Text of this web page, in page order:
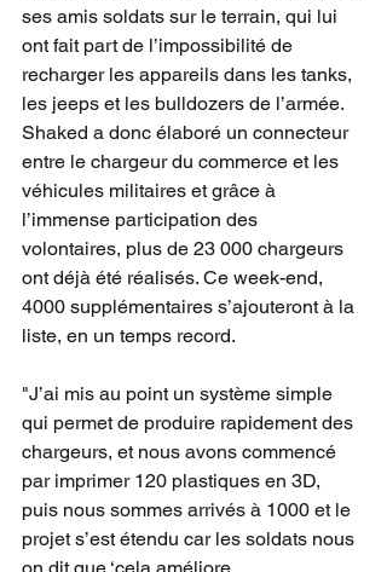
ses amis soldats sur le terrain, qui lui
ont fait part de l’impossibilité de
recharger les appareils dans les tanks,
les jeeps et les bulldozers de l’armée.
Shaked a donc élaboré un connecteur
entre le chargeur du commerce et les
véhicules militaires et grâce à
l’immense participation des
volontaires, plus de 23 000 chargeurs
ont déjà été réalisés. Ce week-end,
4000 supplémentaires s’ajouteront à la
liste, en un temps record.
"J’ai mis au point un système simple
qui permet de produire rapidement des
chargeurs, et nous avons commencé
par imprimer 120 plastiques en 3D,
puis nous sommes arrivés à 1000 et le
projet s’est étendu car les soldats nous